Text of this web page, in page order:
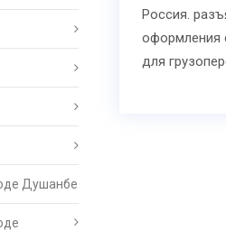
Душанбе
Россия.
оформления
для